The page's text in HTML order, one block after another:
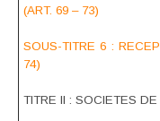
(ART. 69 – 73)
SOUS-TITRE 6 :
74)
TITRE II : SOCIETES